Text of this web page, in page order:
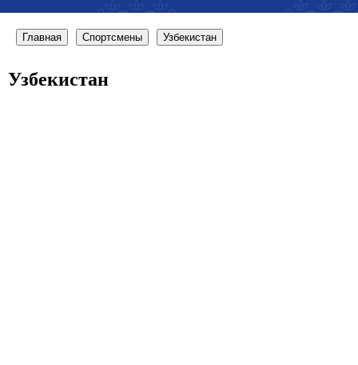
Главная Спортсмены Узбекистан
Узбекистан